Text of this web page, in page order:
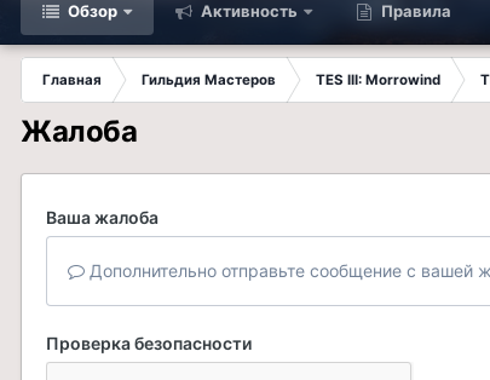
Обзор Активность Правила
Главная Гильдия Мастеров TES III: Morrowind
Жалоба
Ваша жалоба
Дополнительно отправьте сообщение с вашей
Проверка безопасности